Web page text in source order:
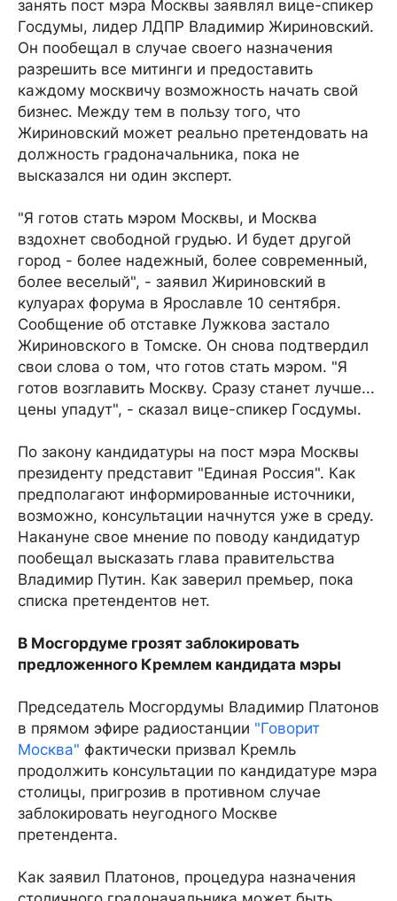
занять пост мэра Москвы заявлял вице-спикер
Госдумы, лидер ЛДПР Владимир Жириновский.
Он пообещал в случае своего назначения
разрешить все митинги и предоставить
каждому москвичу возможность начать свой
бизнес. Между тем в пользу того, что
Жириновский может реально претендовать на
должность градоначальника, пока не
высказался ни один эксперт.
"Я готов стать мэром Москвы, и Москва
вздохнет свободной грудью. И будет другой
город - более надежный, более современный,
более веселый", - заявил Жириновский в
кулуарах форума в Ярославле 10 сентября.
Сообщение об отставке Лужкова застало
Жириновского в Томске. Он снова подтвердил
свои слова о том, что готов стать мэром. "Я
готов возглавить Москву. Сразу станет лучше...
цены упадут", - сказал вице-спикер Госдумы.
По закону кандидатуры на пост мэра Москвы
президенту представит "Единая Россия". Как
предполагают информированные источники,
возможно, консультации начнутся уже в среду.
Накануне свое мнение по поводу кандидатур
пообещал высказать глава правительства
Владимир Путин. Как заверил премьер, пока
списка претендентов нет.
В Мосгордуме грозят заблокировать
предложенного Кремлем кандидата мэры
Председатель Мосгордумы Владимир Платонов
в прямом эфире радиостанции "Говорит
Москва" фактически призвал Кремль
продолжить консультации по кандидатуре мэра
столицы, пригрозив в противном случае
заблокировать неугодного Москве
претендента.
Как заявил Платонов, процедура назначения